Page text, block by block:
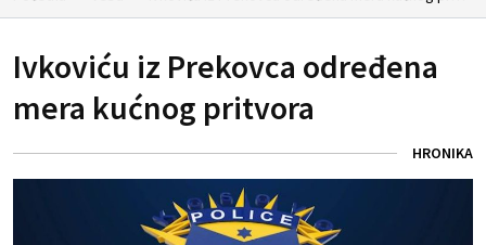
Ivkoviću iz Prekovca određena
mera kućnog pritvora
HRONIKA